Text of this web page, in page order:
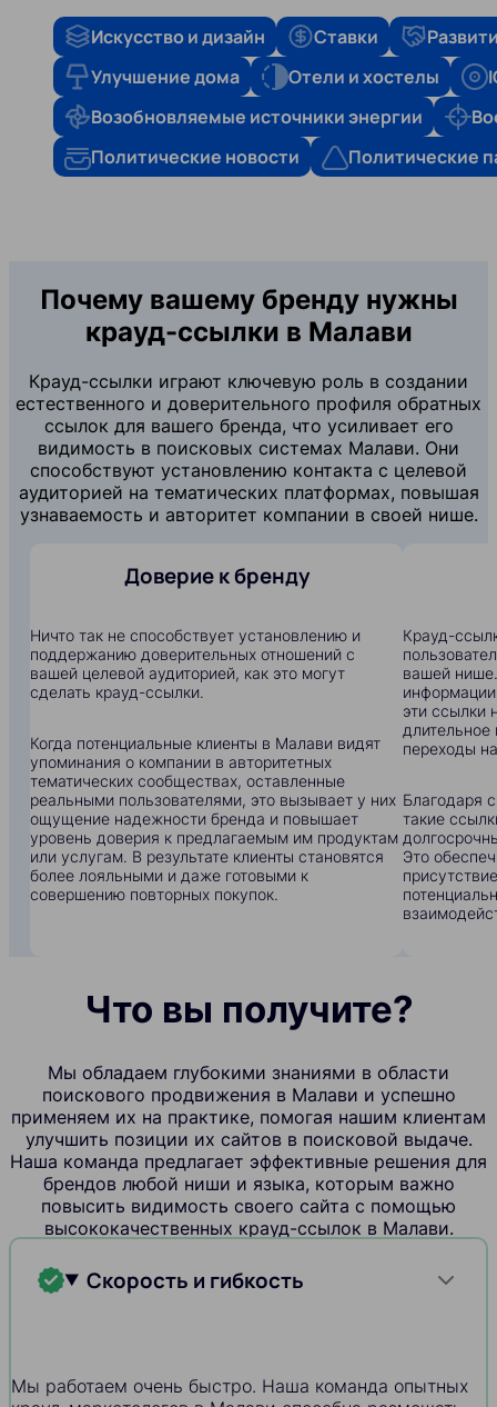
Искусство и дизайн Ставки
Улучшение дома
Отели и хостелы
Возобновляемые источники энергии
Политические новости
Политические
Почему вашему бренду нужны
крауд-ссылки в Малави
Крауд-ссылки играют ключевую роль в создании
естественного и доверительного профиля обратных
ссылок для вашего бренда, что усиливает его
видимость в поисковых системах Малави. Они
способствуют установлению контакта с целевой
аудиторией на тематических платформах, повышая
узнаваемость и авторитет компании в своей нише.
Доверие к бренду
Ничто так не способствует установлению и
поддержанию доверительных отношений с
вашей целевой аудиторией, как это могут
сделать крауд-ссылки.
Когда потенциальные клиенты в Малави видят
упоминания о компании в авторитетных
тематических сообществах, оставленные
реальными пользователями, это вызывает у них
ощущение надежности бренда и повышает
уровень доверия к предлагаемым им продуктам
или услугам. В результате клиенты становятся
более лояльными и даже готовыми к
совершению повторных покупок.
Крауд-
вашей
эти ссылки
переходы
Благодаря
такие
Это
Что вы получите?
Мы обладаем глубокими знаниями в области
поискового продвижения в Малави и успешно
применяем их на практике, помогая нашим клиентам
улучшить позиции их сайтов в поисковой выдаче.
Наша команда предлагает эффективные решения для
брендов любой ниши и языка, которым важно
повысить видимость своего сайта с помощью
высококачественных крауд-ссылок в Малави.
Скорость и гибкость
Мы работаем очень быстро. Наша команда опытных